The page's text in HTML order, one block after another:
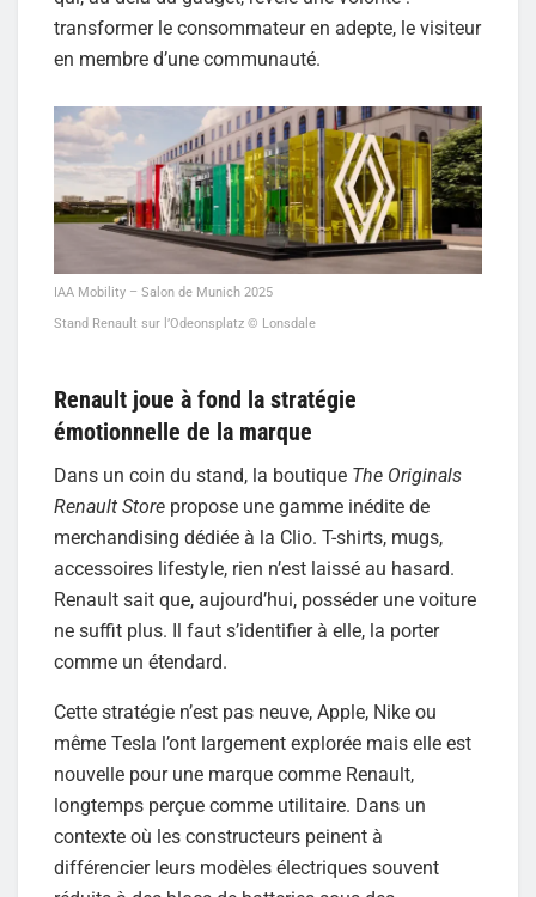
transformer le consommateur en adepte, le visiteur
en membre d’une communauté.
IAA Mobility – Salon de Munich 2025
Stand Renault sur l’Odeonsplatz © Lonsdale
Renault joue à fond la stratégie
émotionnelle de la marque
Dans un coin du stand, la boutique The Originals
Renault Store propose une gamme inédite de
merchandising dédiée à la Clio. T-shirts, mugs,
accessoires lifestyle, rien n’est laissé au hasard.
Renault sait que, aujourd’hui, posséder une voiture
ne suffit plus. Il faut s’identifier à elle, la porter
comme un étendard.
Cette stratégie n’est pas neuve, Apple, Nike ou
même Tesla l’ont largement explorée mais elle est
nouvelle pour une marque comme Renault,
longtemps perçue comme utilitaire. Dans un
contexte où les constructeurs peinent à
différencier leurs modèles électriques souvent